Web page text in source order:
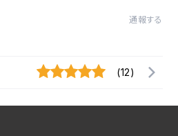
通報する
(12)